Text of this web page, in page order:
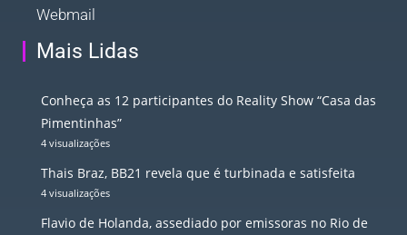
Webmail
Mais Lidas
Conheça as 12 participantes do Reality Show “Casa das
Pimentinhas”
4 visualizações
Thais Braz, BB21 revela que é turbinada e satisfeita
4 visualizações
Flavio de Holanda, assediado por emissoras no Rio de